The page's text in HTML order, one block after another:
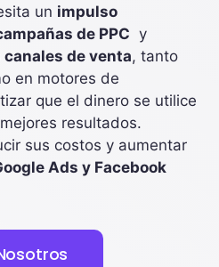
un impulso
de PPC y
de venta, tanto
en motores de
que el dinero se utilice
resultados.
sus costos y aumentar
Ads y Facebook